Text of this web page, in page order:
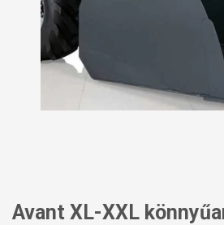
Avant XL-XXL